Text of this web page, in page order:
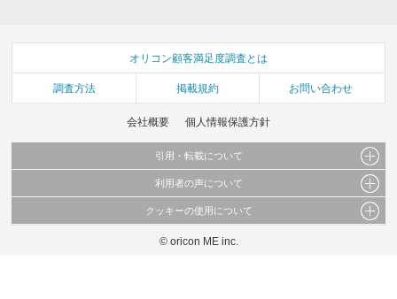
オリコン顧客満足度調査とは
調査方法 掲載規約 お問い合わせ
会社概要 個人情報保護方針
引用・転載について
当サイトで公開されている情報（文字、写真、イラスト、画像データ等）及びこれらの配
これらの情報を権利者の許可なく無断転載・複製などの二次利用を行うことは固く禁じて
利用者の声について
当サイトに掲載している内容はすべてサービスの利用者が提出された見解・感想です。
弊社の見解・ 意見ではないことをご理解いただいた上でご覧ください。
クッキーの使用について
このサイトでは Cookie を使用して、ユーザーに合わせたコンテンツや広告の表示、ソー
© oricon ME inc.